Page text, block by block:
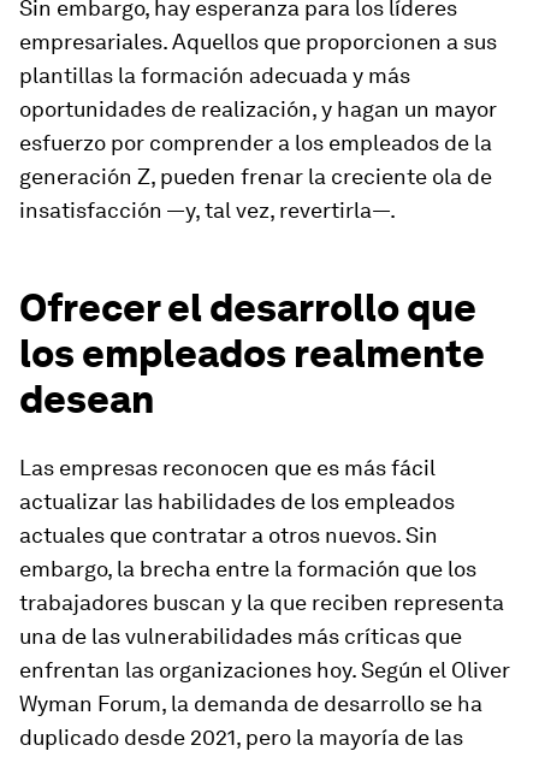
Sin embargo, hay esperanza para los líderes
empresariales. Aquellos que proporcionen a sus
plantillas la formación adecuada y más
oportunidades de realización, y hagan un mayor
esfuerzo por comprender a los empleados de la
generación Z, pueden frenar la creciente ola de
insatisfacción —y, tal vez, revertirla—.
Ofrecer el desarrollo que
los empleados realmente
desean
Las empresas reconocen que es más fácil
actualizar las habilidades de los empleados
actuales que contratar a otros nuevos. Sin
embargo, la brecha entre la formación que los
trabajadores buscan y la que reciben representa
una de las vulnerabilidades más críticas que
enfrentan las organizaciones hoy. Según el Oliver
Wyman Forum, la demanda de desarrollo se ha
duplicado desde 2021, pero la mayoría de las